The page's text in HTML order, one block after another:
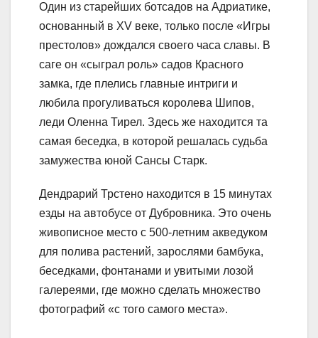
Один из старейших ботсадов на Адриатике,
основанный в XV веке, только после «Игры
престолов» дождался своего часа славы. В
саге он «сыграл роль» садов Красного
замка, где плелись главные интриги и
любила прогуливаться королева Шипов,
леди Оленна Тирел. Здесь же находится та
самая беседка, в которой решалась судьба
замужества юной Сансы Старк.
Дендрарий Трстено находится в 15 минутах
езды на автобусе от Дубровника. Это очень
живописное место с 500-летним акведуком
для полива растений, зарослями бамбука,
беседками, фонтанами и увитыми лозой
галереями, где можно сделать множество
фотографий «с того самого места».